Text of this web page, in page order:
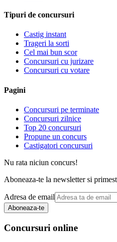
Tipuri de concursuri
Castig instant
Trageri la sorti
Cel mai bun scor
Concursuri cu jurizare
Concursuri cu votare
Pagini
Concursuri pe terminate
Concursuri zilnice
Top 20 concursuri
Propune un concurs
Castigatori concursuri
Nu rata niciun concurs!
Aboneaza-te la newsletter si
Adresa de email
Aboneaza-te
Concursuri online